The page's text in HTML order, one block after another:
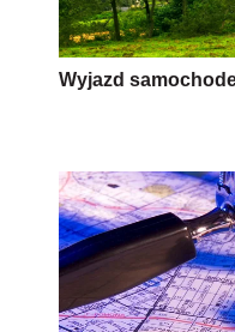
Wyjazd